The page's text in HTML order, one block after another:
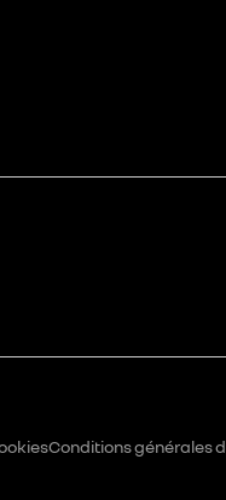
Conditions générales